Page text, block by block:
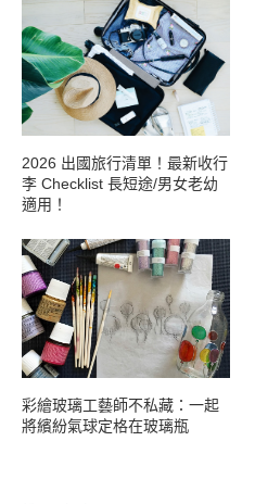
2026 出國旅行清單！最新收行
李 Checklist 長短途/男女老幼
適用！
彩繪玻璃工藝師不私藏：一起
將繽紛氣球定格在玻璃瓶